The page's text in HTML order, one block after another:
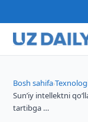
Bosh sahifa›
Sunʼiy intellektni
tartibga …